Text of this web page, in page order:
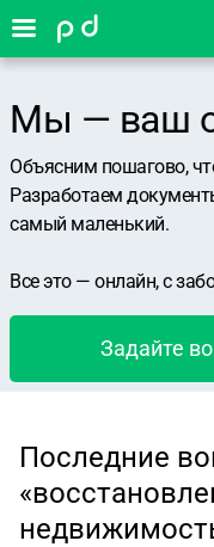
Мы — ваш
Объясним пошагово,
Разработаем
самый маленький.
Все это — онлайн, с
Задайте
Последние